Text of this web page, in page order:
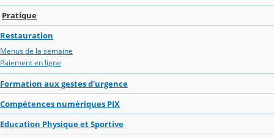
Pratique
Restauration
Menus de la semaine
Paiement en ligne
Formation aux gestes d'urgence
Compétences numériques PIX
Education Physique et Sportive